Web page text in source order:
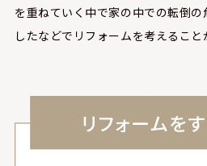
を重ねていく中で家の中での転倒
したなどでリフォームを考えること